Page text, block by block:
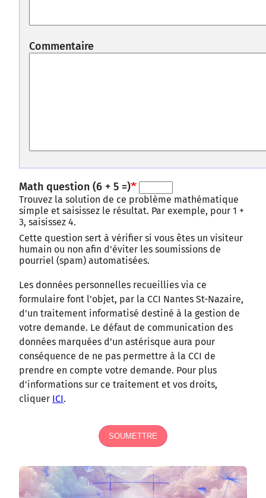
Commentaire
Math question (6 + 5 =)
Trouvez la solution de ce problème mathématique
simple et saisissez le résultat. Par exemple, pour 1 +
3, saisissez 4.
Cette question sert à vérifier si vous êtes un visiteur
humain ou non afin d'éviter les soumissions de
pourriel (spam) automatisées.
Les données personnelles recueillies via ce
formulaire font l'objet, par la CCI Nantes St-Nazaire,
d'un traitement informatisé destiné à la gestion de
votre demande. Le défaut de communication des
données marquées d’un astérisque aura pour
conséquence de ne pas permettre à la CCI de
prendre en compte votre demande. Pour plus
d’informations sur ce traitement et vos droits,
cliquer ICI.